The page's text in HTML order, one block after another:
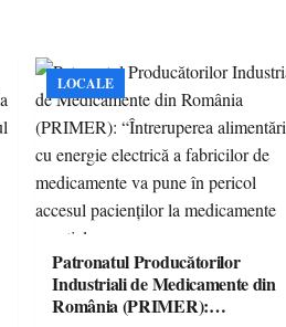
LOCALE
Patronatul Producătorilor
Industriali de Medicamente din
România (PRIMER):